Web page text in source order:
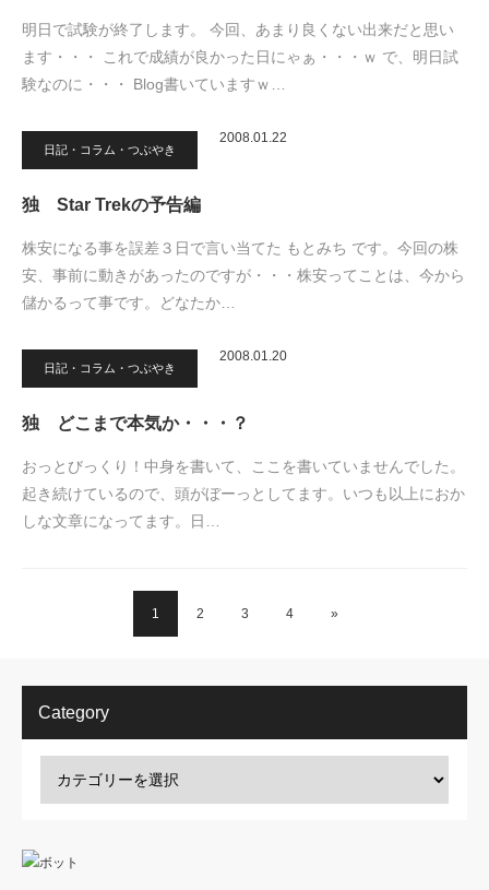
明日で試験が終了します。 今回、あまり良くない出来だと思い
ます・・・ これで成績が良かった日にゃぁ・・・ｗ で、明日試
験なのに・・・ Blog書いていますｗ…
日記・コラム・つぶやき
2008.01.22
独 Star Trekの予告編
株安になる事を誤差３日で言い当てた もとみち です。今回の株
安、事前に動きがあったのですが・・・株安ってことは、今から
儲かるって事です。どなたか…
日記・コラム・つぶやき
2008.01.20
独 どこまで本気か・・・？
おっとびっくり！中身を書いて、ここを書いていませんでした。
起き続けているので、頭がぼーっとしてます。いつも以上におか
しな文章になってます。日…
1 2 3 4 »
Category